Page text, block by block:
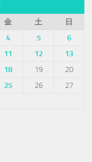
金 土
日
4 5
6
11 12
13
18 19
20
25 26
27